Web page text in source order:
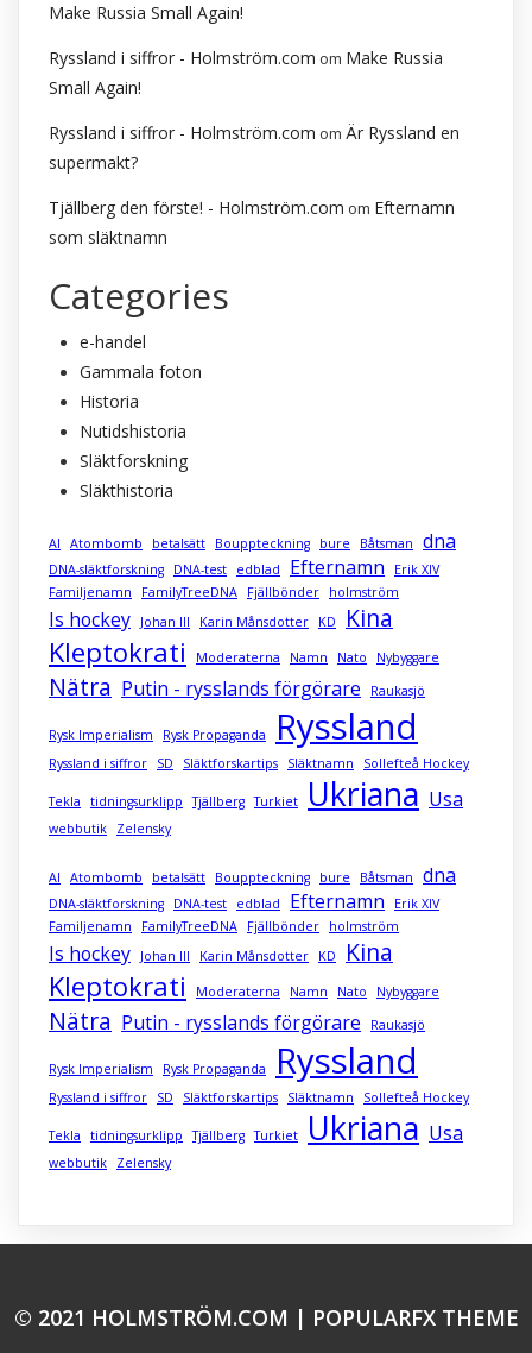
Make Russia Small Again!
Ryssland i siffror - Holmström.com om Make Russia
Small Again!
Ryssland i siffror - Holmström.com om Är Ryssland en
supermakt?
Tjällberg den förste! - Holmström.com om Efternamn
som släktnamn
Categories
e-handel
Gammala foton
Historia
Nutidshistoria
Släktforskning
Släkthistoria
AI Atombomb betalsätt Bouppteckning bure Båtsman dna
DNA-släktforskning DNA-test edblad Efternamn
Erik XIV
Familjenamn
FamilyTreeDNA Fjällbönder holmström
Is hockey Johan III Karin Månsdotter KD Kina
Kleptokrati Moderaterna Namn Nato Nybyggare
Nätra Putin - rysslands förgörare Raukasjö
Rysk Imperialism Rysk Propaganda Ryssland
Ryssland i siffror SD Släktforskartips Släktnamn Sollefteå Hockey
Tekla tidningsurklipp Tjällberg Turkiet Ukriana Usa
webbutik Zelensky
AI Atombomb betalsätt Bouppteckning bure Båtsman dna
DNA-släktforskning DNA-test edblad Efternamn
Erik XIV
Familjenamn
FamilyTreeDNA Fjällbönder holmström
Is hockey Johan III Karin Månsdotter KD Kina
Kleptokrati Moderaterna Namn Nato Nybyggare
Nätra Putin - rysslands förgörare Raukasjö
Rysk Imperialism Rysk Propaganda Ryssland
Ryssland i siffror SD Släktforskartips Släktnamn Sollefteå Hockey
Tekla tidningsurklipp Tjällberg Turkiet Ukriana Usa
webbutik Zelensky
© 2021 HOLMSTRÖM.COM | POPULARFX THEME